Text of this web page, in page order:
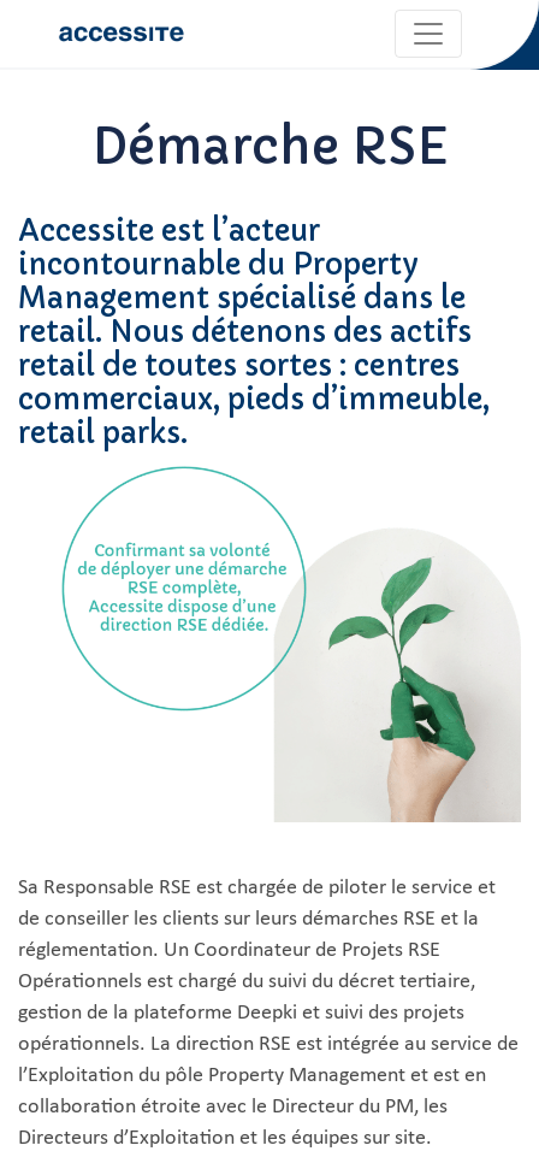
Démarche RSE
Accessite est l’acteur
incontournable du Property
Management spécialisé dans le
retail. Nous détenons des actifs
retail de toutes sortes : centres
commerciaux, pieds d’immeuble,
retail parks.
Sa Responsable RSE est chargée de piloter le service et
de conseiller les clients sur leurs démarches RSE et la
réglementation. Un Coordinateur de Projets RSE
Opérationnels est chargé du suivi du décret tertiaire,
gestion de la plateforme Deepki et suivi des projets
opérationnels. La direction RSE est intégrée au service de
l’Exploitation du pôle Property Management et est en
collaboration étroite avec le Directeur du PM, les
Directeurs d’Exploitation et les équipes sur site.